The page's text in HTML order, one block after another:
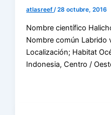
atlasreef/28 octubre, 2016
Nombre científico
Nombre común Labrido
Localización; Habitat
Indonesia, Centro /